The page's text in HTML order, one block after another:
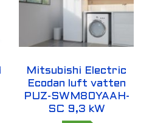
Mitsubishi Electric
Ecodan luft vatten
PUZ-SWM80YAAH-
SC 9,3 kW